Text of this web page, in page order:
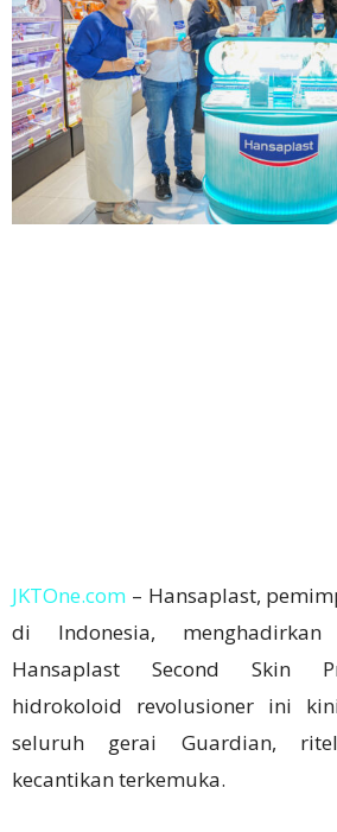
JKTOne.com – Hansaplast,
di Indonesia,
Hansaplast Second Skin
hidrokoloid revolusioner ini
seluruh gerai Guardian,
kecantikan terkemuka.